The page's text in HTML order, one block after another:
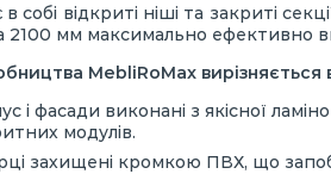
відкриті ніші та закриті
2100 мм максимально ефективно
MebliRoMax вирізняється
і фасади виконані з якісної
модулів.
захищені кромкою ПВХ, що